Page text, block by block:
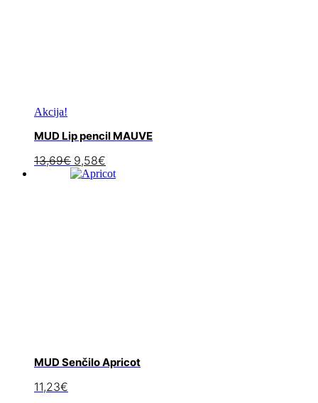
Akcija!
MUD Lip pencil MAUVE
13,69€ 9,58€
MUD Senčilo Apricot
11,23€